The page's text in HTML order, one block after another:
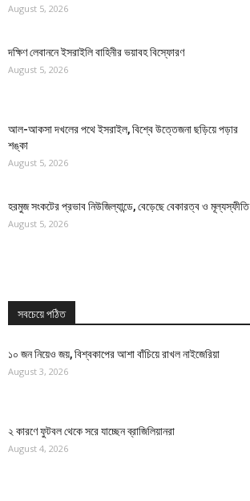
August 5, 2026
দক্ষিণ লেবাননে ইসরাইলি বাহিনীর ভয়াবহ বিস্ফোরণ
August 5, 2026
আল-আকসা দখলের পথে ইসরাইল, বিশ্বে উত্তেজনা ছড়িয়ে পড়ার
শঙ্কা
August 5, 2026
হরমুজ সংকটের প্রভাব নিউজিল্যান্ডে, বেড়েছে বেকারত্ব ও মূল্যস্ফীতি
August 5, 2026
সবচেয়ে পঠিত
১০ জন নিয়েও জয়, বিশ্বকাপের আশা বাঁচিয়ে রাখল নাইজেরিয়া
August 3, 2026
২ কারণে ফুটবল থেকে সরে যাচ্ছেন ব্রাজিলিয়ানরা
August 4, 2026